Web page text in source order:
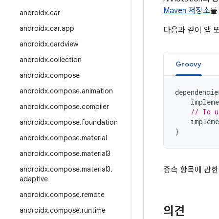
androidx.car
androidx.car.app
androidx.cardview
androidx.collection
androidx.compose
androidx.compose.animation
androidx.compose.compiler
androidx.compose.foundation
androidx.compose.material
androidx.compose.material3
androidx.compose.material3.
adaptive
androidx.compose.remote
androidx.compose.runtime
Maven 저장소
다음과 같이 앱
Groovy
// To
}
종속 항목에 관
의견